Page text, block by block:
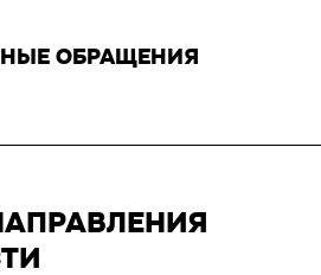
ОБРАЩЕНИЯ